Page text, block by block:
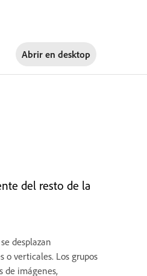
Abrir en desktop
del resto de la
desplazan
o verticales. Los grupos
de imágenes,